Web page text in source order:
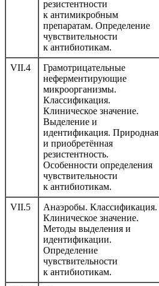
резистентности
к антимикробным
препаратам. Определение
чувствительности
к антибиотикам.
VII.4
Грамотрицательные
неферментирующие
микроорганизмы.
Классификация.
Клиническое значение.
Выделение и
идентификация. Природная
и приобретённая
резистентность.
Особенности определения
чувствительности
к антибиотикам.
VII.5
Анаэробы. Классификация.
Клиническое значение.
Методы выделения и
идентификации.
Определение
чувствительности
к антибиотикам.